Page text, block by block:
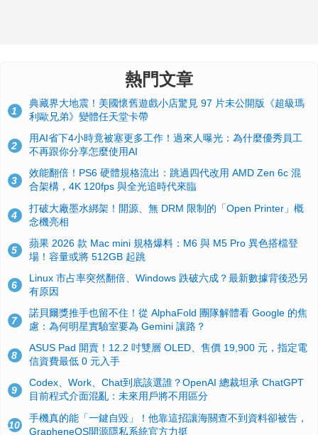
熱門文章
1
典藏界大地震！美國懷舊遊戲小店驚見 97 片未公開版《超級瑪
利歐兄弟》變體任天堂卡帶
2
用AI省下4小時竟被塞更多工作！過來人曝光：為什麼優秀員工
不再跟你分享怎麼使用AI
3
效能翻倍！PS6 硬體規格流出：跳過四代改用 AMD Zen 6c 混
合架構，4K 120fps 與全光追時代來臨
4
打破大廠墨水綁架！開源、無 DRM 限制的「Open Printer」概
念機亮相
5
蘋果 2026 款 Mac mini 規格爆料：M6 與 M5 Pro 異色搭檔登
場！容量或將 512GB 起跳
6
Linux 市占率突然翻倍、Windows 跌破六成？最新數據背後恐另
有原因
7
諾貝爾獎推手也留不住！從 AlphaFold 團隊解體看 Google 的焦
慮：為何明星實驗室要為 Gemini 讓路？
8
ASUS Pad 開賣！12.2 吋雙層 OLED、售價 19,900 元，指定電
信資費最低 0 元入手
9
Codex、Work、Chat到底該選誰？OpenAI 總裁坦承 ChatGPT
目前程式介面混亂：未來用戶將不用區分
10
手機真的能「一鍵自毀」！他靠這招讓海關查不到資料卻被告，
GrapheneOS開源隱私系統官方力挺